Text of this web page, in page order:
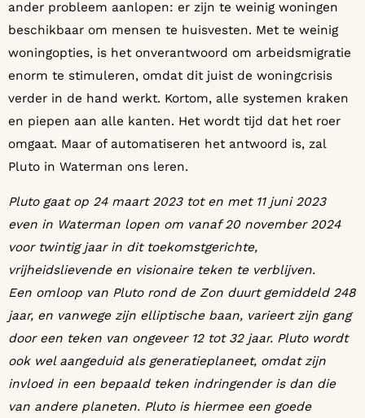
ander probleem aanlopen: er zijn te weinig woningen
beschikbaar om mensen te huisvesten. Met te weinig
woningopties, is het onverantwoord om arbeidsmigratie
enorm te stimuleren, omdat dit juist de woningcrisis
verder in de hand werkt. Kortom, alle systemen kraken
en piepen aan alle kanten. Het wordt tijd dat het roer
omgaat. Maar of automatiseren het antwoord is, zal
Pluto in Waterman ons leren.
Pluto gaat op 24 maart 2023 tot en met 11 juni 2023
even in Waterman lopen om vanaf 20 november 2024
voor twintig jaar in dit toekomstgerichte,
vrijheidslievende en visionaire teken te verblijven.
Een omloop van Pluto rond de Zon duurt gemiddeld 248
jaar, en vanwege zijn elliptische baan, varieert zijn gang
door een teken van ongeveer 12 tot 32 jaar. Pluto wordt
ook wel aangeduid als generatieplaneet, omdat zijn
invloed in een bepaald teken indringender is dan die
van andere planeten. Pluto is hiermee een goede